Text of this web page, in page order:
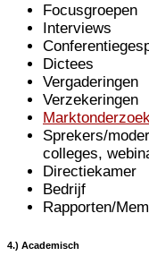
Focusgroepen
Interviews
Dictees
Vergaderingen
Verzekeringen
Marktonderzoek
Sprekers/
colleges,
Directiekamer
Bedrijf
Rapporten/
4.) Academisch